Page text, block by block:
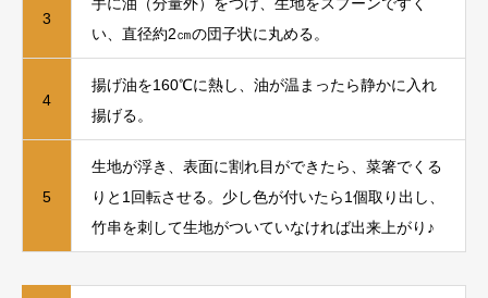
3
い、直径約2㎝の団子状に丸める。
4
揚げ油を160℃に熱し、油が温まったら静かに入れ
揚げる。
5
生地が浮き、表面に割れ目ができたら、菜箸でくる
りと1回転させる。少し色が付いたら1個取り出し、
竹串を刺して生地がついていなければ出来上がり♪